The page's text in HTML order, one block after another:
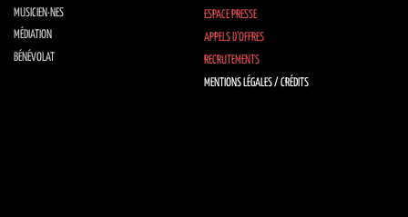
MUSICIEN·NES
MÉDIATION
BÉNÉVOLAT
ESPACE PRESSE
APPELS D’OFFRES
RECRUTEMENTS
MENTIONS LÉGALES / CRÉDITS